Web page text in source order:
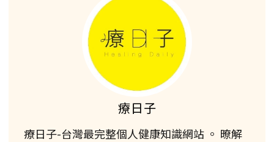
療日子
療日子-台灣最完整個人健康知識網站 。 暸解